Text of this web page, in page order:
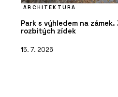
ARCHITEKTURA
Park s výhledem na
rozbitých zídek
15. 7. 2026